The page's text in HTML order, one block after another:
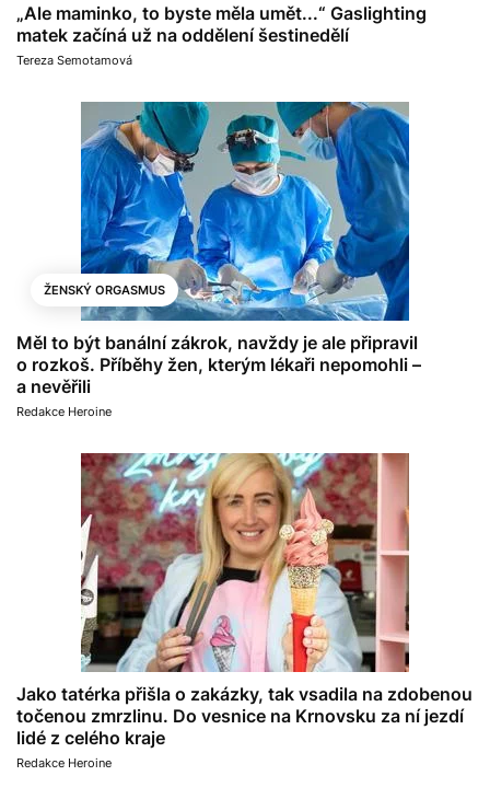
„Ale maminko, to byste měla umět...“ Gaslighting
matek začíná už na oddělení šestinedělí
Tereza Semotamová
ŽENSKÝ ORGASMUS
Měl to být banální zákrok, navždy je ale připravil
o rozkoš. Příběhy žen, kterým lékaři nepomohli –
a nevěřili
Redakce Heroine
Jako tatérka přišla o zakázky, tak vsadila na zdobenou
točenou zmrzlinu. Do vesnice na Krnovsku za ní jezdí
lidé z celého kraje
Redakce Heroine